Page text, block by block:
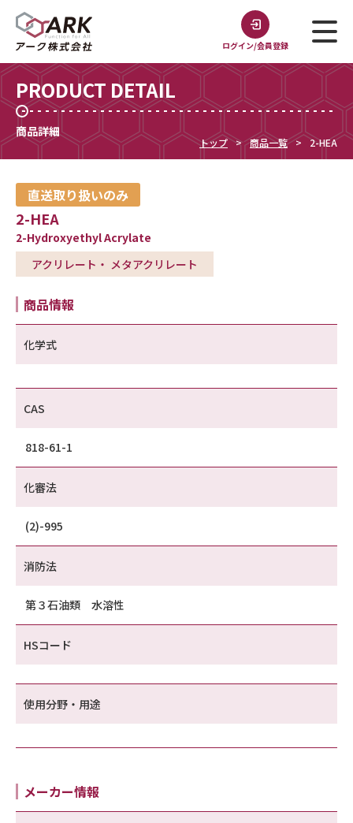
ログイン/会員登録
PRODUCT DETAIL
商品詳細
トップ 商品一覧 2-HEA
直送取り扱いのみ
2-HEA
2-Hydroxyethyl Acrylate
アクリレート・ メタアクリレート
商品情報
化学式
CAS
818-61-1
化審法
(2)-995
消防法
第３石油類 水溶性
HSコード
使用分野・用途
メーカー情報